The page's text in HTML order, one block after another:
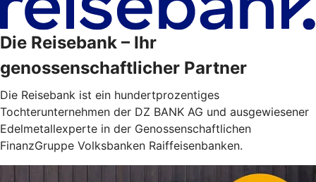
Die Reisebank – Ihr
genossenschaftlicher Partner
Die Reisebank ist ein hundertprozentiges
Tochterunternehmen der DZ BANK AG und ausgewiesener
Edelmetallexperte in der Genossenschaftlichen
FinanzGruppe Volksbanken Raiffeisenbanken.